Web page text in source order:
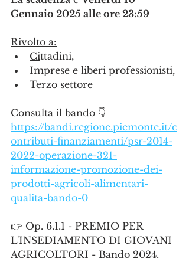
Gennaio 2025 alle ore 23:59
Rivolto a:
Cittadini,
Imprese e liberi professionisti,
Terzo settore
Consulta il bando 👇
https://bandi.regione.piemonte.it/c
ontributi-finanziamenti/psr-2014-
2022-operazione-321-
informazione-promozione-dei-
prodotti-agricoli-alimentari-
qualita-bando-0
👉 Op. 6.1.1 - PREMIO PER
L'INSEDIAMENTO DI GIOVANI
AGRICOLTORI - Bando 2024.